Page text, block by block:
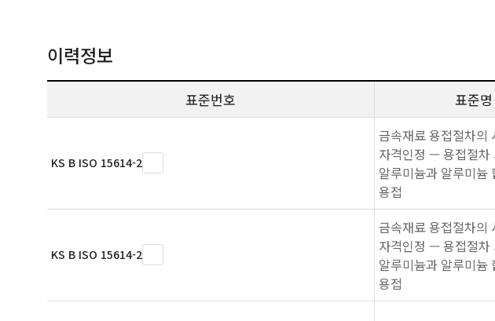
이력정보
표준번호 표준명
KS B ISO 15614-2
금속재료 용접절차의
자격인정 — 용접절
알루미늄과 알루미늄
용접
KS B ISO 15614-2
금속재료 용접절차의
자격인정 — 용접절
알루미늄과 알루미늄
용접